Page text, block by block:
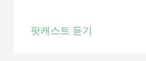
팟캐스트 듣기